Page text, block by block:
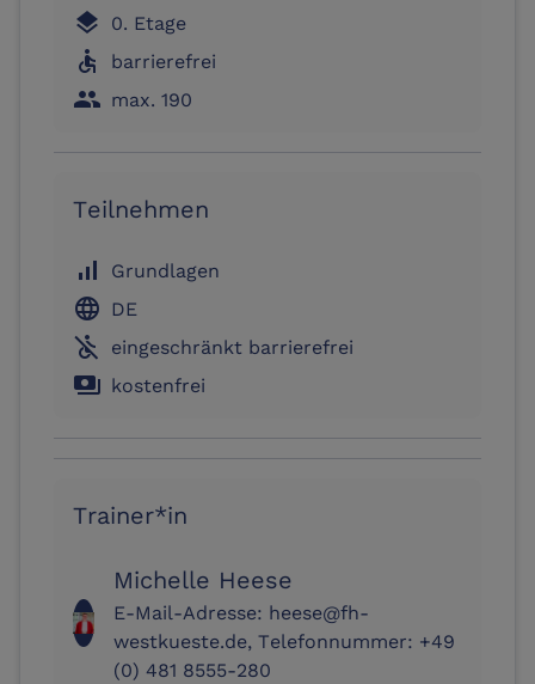
layers 0. Etage
accessible barrierefrei
people max. 190
Teilnehmen
signal_cellular_alt Grundlagen
language DE
not_accessible eingeschränkt barrierefrei
payments kostenfrei
Trainer*in
Michelle Heese
E-Mail-Adresse: heese@fh-
westkueste.de, Telefonnummer: +49
(0) 481 8555-280